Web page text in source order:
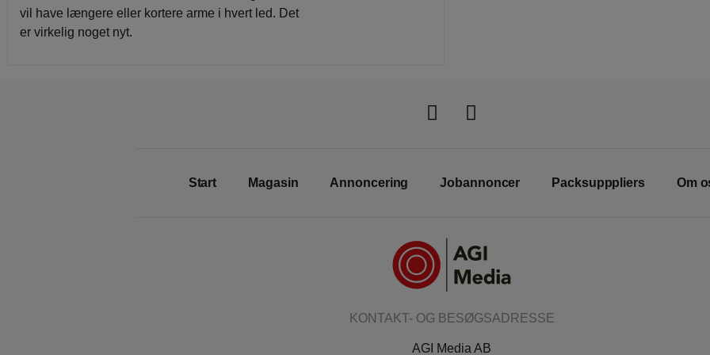
vil have længere eller kortere arme i hvert led. Det
er virkelig noget nyt.
Start Magasin Annoncering Jobannoncer Packsupppliers Om
KONTAKT- OG BESØGSADRESSE
AGI Media AB